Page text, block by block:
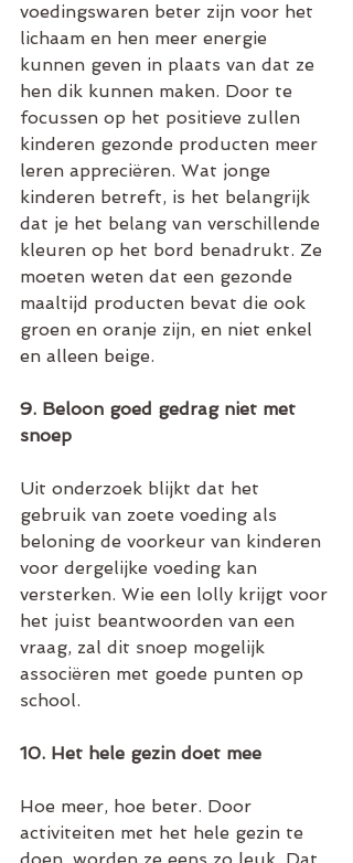
voedingswaren beter zijn voor het
lichaam en hen meer energie
kunnen geven in plaats van dat ze
hen dik kunnen maken. Door te
focussen op het positieve zullen
kinderen gezonde producten meer
leren appreciëren. Wat jonge
kinderen betreft, is het belangrijk
dat je het belang van verschillende
kleuren op het bord benadrukt. Ze
moeten weten dat een gezonde
maaltijd producten bevat die ook
groen en oranje zijn, en niet enkel
en alleen beige.
9. Beloon goed gedrag niet met
snoep
Uit onderzoek blijkt dat het
gebruik van zoete voeding als
beloning de voorkeur van kinderen
voor dergelijke voeding kan
versterken. Wie een lolly krijgt voor
het juist beantwoorden van een
vraag, zal dit snoep mogelijk
associëren met goede punten op
school.
10. Het hele gezin doet mee
Hoe meer, hoe beter. Door
activiteiten met het hele gezin te